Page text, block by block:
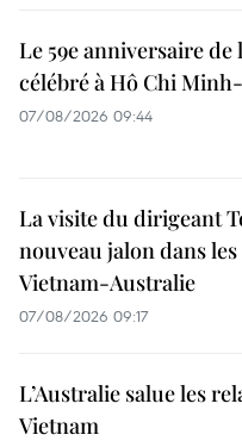
Le 59e anniversaire de
célébré à Hô Chi
07/08/2026 09:44
La visite du dirigeant
nouveau jalon dans
Vietnam-Australie
07/08/2026 09:17
L’Australie salue les
Vietnam